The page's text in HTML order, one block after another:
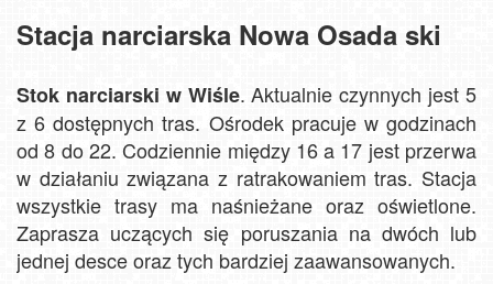
Stacja narciarska Nowa Osada ski
Stok narciarski w Wiśle. Aktualnie czynnych jest 5
z 6 dostępnych tras. Ośrodek pracuje w godzinach
od 8 do 22. Codziennie między 16 a 17 jest przerwa
w działaniu związana z ratrakowaniem tras. Stacja
wszystkie trasy ma naśnieżane oraz oświetlone.
Zaprasza uczących się poruszania na dwóch lub
jednej desce oraz tych bardziej zaawansowanych.